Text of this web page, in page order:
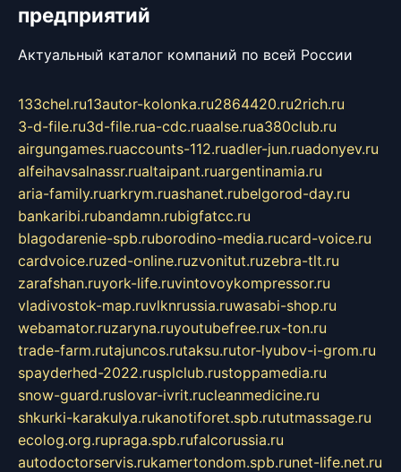
предприятий
Актуальный каталог компаний по всей России
133chel.ru13autor-kolonka.ru2864420.ru2rich.ru
3-d-file.ru3d-file.rua-cdc.ruaalse.rua380club.ru
airgungames.ruaccounts-112.ruadler-jun.ruadonyev.ru
alfeihavsalnassr.rualtaipant.ruargentinamia.ru
aria-family.ruarkrym.ruashanet.rubelgorod-day.ru
bankaribi.rubandamn.rubigfatcc.ru
blagodarenie-spb.ruborodino-media.rucard-voice.ru
cardvoice.ruzed-online.ruzvonitut.ruzebra-tlt.ru
zarafshan.ruyork-life.ruvintovoykompressor.ru
vladivostok-map.ruvlknrussia.ruwasabi-shop.ru
webamator.ruzaryna.ruyoutubefree.rux-ton.ru
trade-farm.rutajuncos.rutaksu.rutor-lyubov-i-grom.ru
spayderhed-2022.rusplclub.rustoppamedia.ru
snow-guard.ruslovar-ivrit.rucleanmedicine.ru
shkurki-karakulya.rukanotiforet.spb.rututmassage.ru
ecolog.org.rupraga.spb.rufalcorussia.ru
autodoctorservis.rukamertondom.spb.runet-life.net.ru